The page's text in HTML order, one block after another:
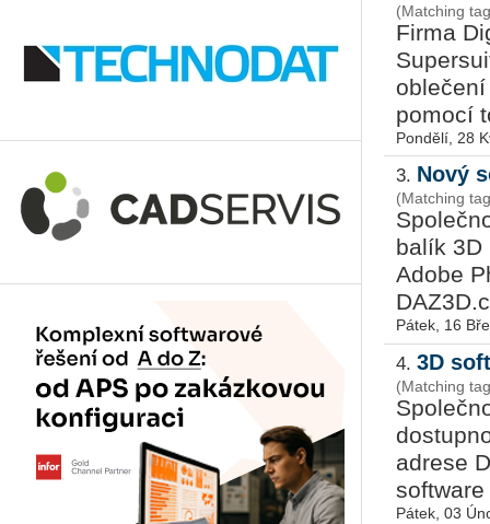
(Matching
Firma
pomocí
Pondělí, 28
3. Nový
(Matching
balík 3D
Adobe
Pátek, 16
4. 3D
(Matching
adrese
Pátek, 03